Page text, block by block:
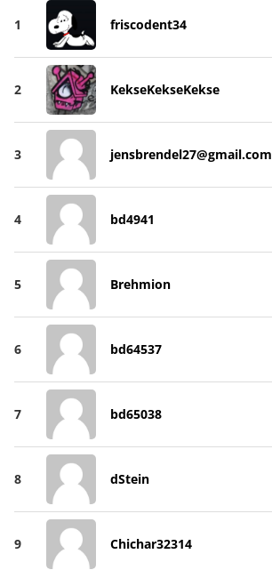
1 friscodent34
2 KekseKekseKekse
3 jensbrendel27@gmail.com
4 bd4941
5 Brehmion
6 bd64537
7 bd65038
8 dStein
9 Chichar32314